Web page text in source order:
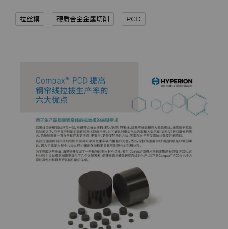
旋转切刀服务与支持
硬质合金长条片坯料
冷成型模具
发动机和变速箱
通用耐磨解决方案
注塑模具
医疗
硬质合金采矿解决方案
精密测量工具
拉丝模
硬质合金模芯烧结坯料和精磨坯
料
Compax™ PCD拉丝模坯料
DuraNib™ 硬质合金模芯
Versimax™
6UDPlus钢帘线拉拔牌号
拉丝模 硬质合金金属切削 PCD